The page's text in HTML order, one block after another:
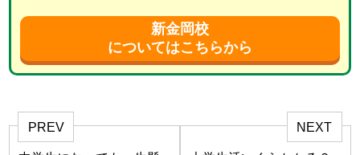
新金岡校
についてはこちらから
PREV NEXT